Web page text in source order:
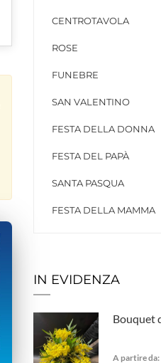
CENTROTAVOLA
ROSE
FUNEBRE
SAN VALENTINO
FESTA DELLA DONNA
FESTA DEL PAPÀ
SANTA PASQUA
FESTA DELLA MAMMA
IN EVIDENZA
Bouquet
A partire da: